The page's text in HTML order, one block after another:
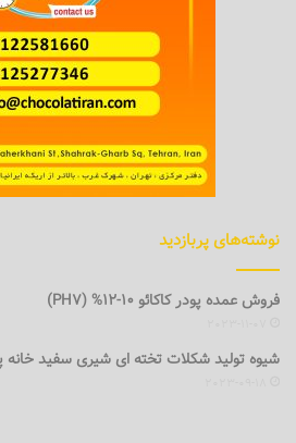
نوشته‌های پربازدید
فروش عمده پودر کاکائو 10-12% (PH7)
شیوه تولید شکلات تخته ای شیری سفید خانه